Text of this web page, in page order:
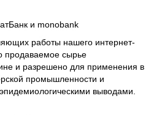
и monobank
работы нашего интернет-
продаваемое сырье
и разрешено для применения в
промышленности и
выводами.